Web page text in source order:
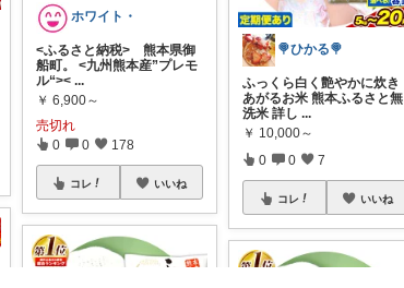
ホワイト・
<ふるさと納税> 熊本県御
船町。 <九州熊本産”プレモ
ル“>< ...
￥ 6,900～
売切れ
0 0 178
コレ いいね
🍭ひかる🍭
ふっくら白く艶やかに炊き
あがるお米 熊本ふるさと無
洗米 詳し ...
￥ 10,000～
0 0 7
コレ いいね